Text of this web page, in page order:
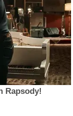
Rapsody!